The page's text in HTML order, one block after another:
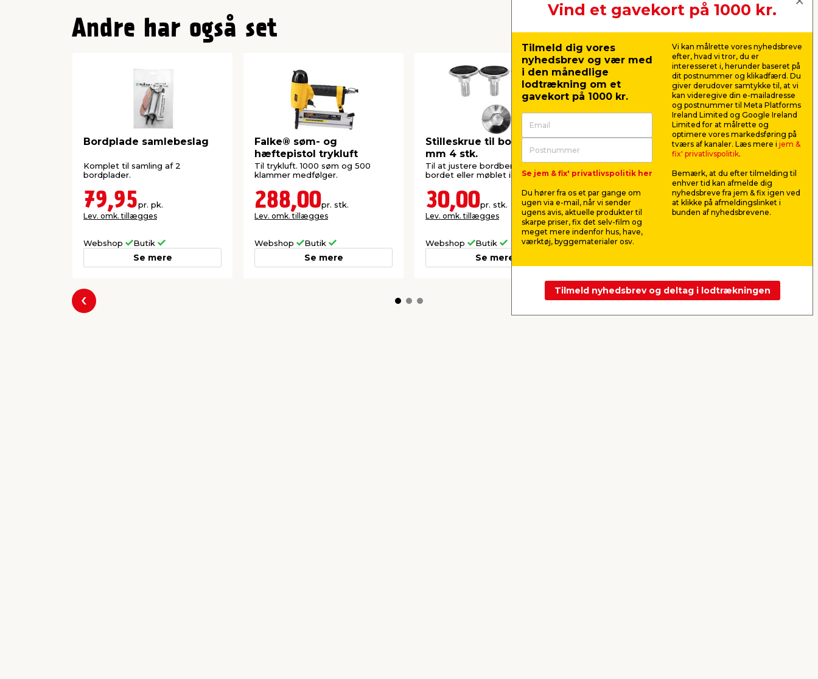
Andre har også set
Bordplade samlebeslag
Komplet til samling af 2
bordplader.
79,95pr. pk.
Lev. omk. tillægges
Webshop Butik
Se mere
Falke® søm- og
hæftepistol trykluft
Til trykluft. 1000 søm og 500
klammer medfølger.
288,00pr. stk.
Lev. omk. tillægges
Webshop Butik
Se mere
Stilleskrue til bordben 30
mm 4 stk.
Til at justere bordben i højden, så
bordet eller møblet ikke vipper.
30,00pr. stk.
Lev. omk. tillægges
Webshop Butik
Se mere
Bobleplast rulle 50 cm x
Effektiv beskyttelse af fx glas og
service ved flytning, eller hvis du
25,00 pr. stk.
Lev. omk. tillægges
Webshop
Vrid-let-
og lignende.
Lev. omk.
Forrige
Vind et gavekort på 1000 kr.
Tilmeld dig vores
nyhedsbrev og vær med
i den månedlige
lodtrækning om et
gavekort på 1000 kr.
Se jem & fix' privatlivspolitik her
Du hører fra os et par gange om
ugen via e-mail, når vi sender
ugens avis, aktuelle produkter til
skarpe priser, fix det selv-film og
meget mere indenfor hus, have,
værktøj, byggematerialer osv.
Vi kan målrette vores nyhedsbreve
efter, hvad vi tror, du er
interesseret i, herunder baseret på
dit postnummer og klikadfærd. Du
giver derudover samtykke til, at vi
kan videregive din e-mailadresse
og postnummer til Meta Platforms
Ireland Limited og Google Ireland
Limited for at målrette og
optimere vores markedsføring på
tværs af kanaler. Læs mere i jem &
fix' privatlivspolitik.
Bemærk, at du efter tilmelding til
enhver tid kan afmelde dig
nyhedsbreve fra jem & fix igen ved
at klikke på afmeldingslinket i
bunden af nyhedsbrevene.
Tilmeld nyhedsbrev og deltag i lodtrækningen